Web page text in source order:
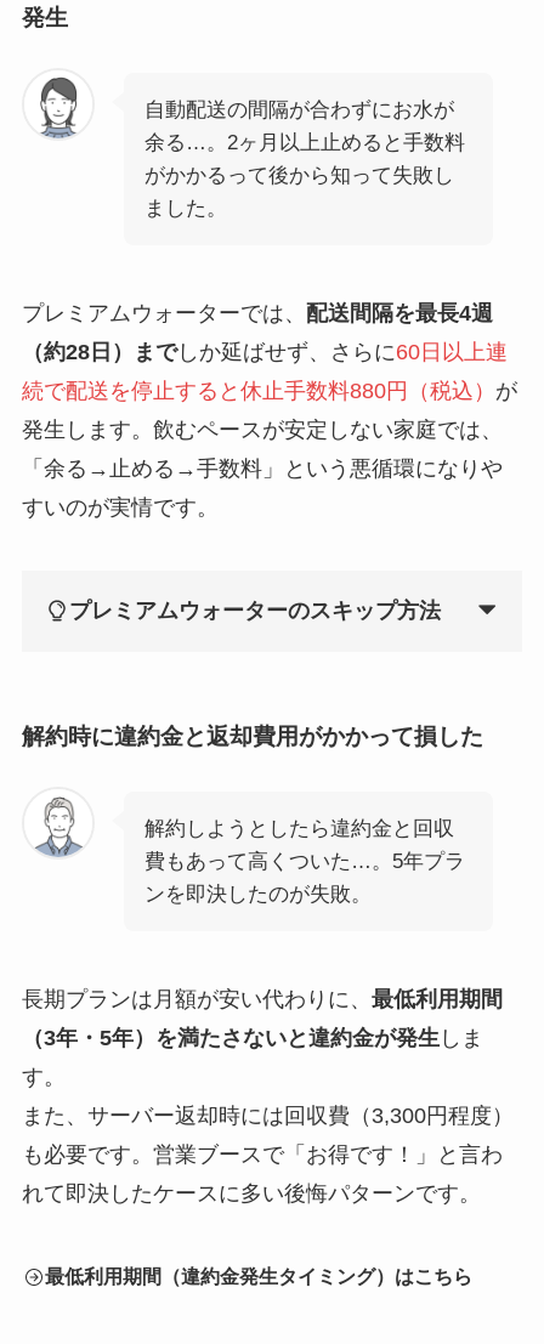
発生
自動配送の間隔が合わずにお水が
余る…。2ヶ月以上止めると手数料
がかかるって後から知って失敗し
ました。
プレミアムウォーターでは、 配送間隔を最長4週
（約28日）までしか延ばせず、さらに60日以上連
続で配送を停止すると休止手数料880円（税込） が
発生します。飲むペースが安定しない家庭では、
「余る→止める→手数料」という悪循環になりや
すいのが実情です。
プレミアムウォーターのスキップ方法
解約時に違約金と返却費用がかかって損した
解約しようとしたら違約金と回収
費もあって高くついた…。5年プラ
ンを即決したのが失敗。
長期プランは月額が安い代わりに、 最低利用期間
（3年・5年）を満たさないと違約金が発生 しま
す。
また、サーバー返却時には回収費（3,300円程度）
も必要です。営業ブースで「お得です！」と言わ
れて即決したケースに多い後悔パターンです。
最低利用期間（違約金発生タイミング）はこちら